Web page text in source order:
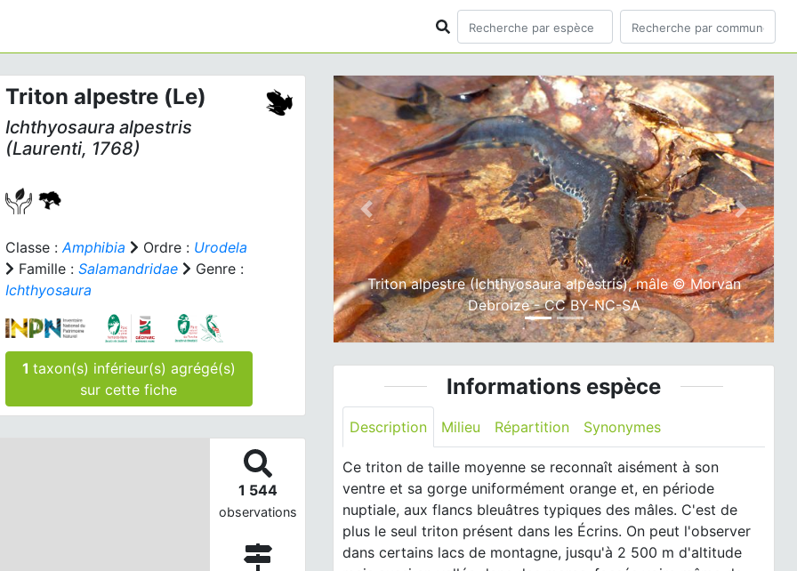
Triton alpestre (Le)
Ichthyosaura alpestris
(Laurenti, 1768)
Classe :Amphibia Ordre : Urodela
Famille : Salamandridae
Genre :
Ichthyosaura
1 taxon(s) inférieur(s) agrégé(s)
sur cette fiche
1 544
observations
Triton alpestre (Ichthyosaura alpestris), mâle © Morvan
Debroize - CC BY-NC-SA
Previous Next
Informations espèce
Description Milieu Répartition Synonymes
Ce triton de taille moyenne se reconnaît aisément à son
ventre et sa gorge uniformément orange et, en période
nuptiale, aux flancs bleuâtres typiques des mâles. C'est de
plus le seul triton présent dans les Écrins. On peut l'observer
dans certains lacs de montagne, jusqu'à 2 500 m d'altitude